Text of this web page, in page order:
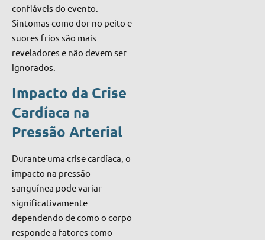
confiáveis do evento.
Sintomas como dor no peito e
suores frios são mais
reveladores e não devem ser
ignorados.
Impacto da Crise
Cardíaca na
Pressão Arterial
Durante uma crise cardíaca, o
impacto na pressão
sanguínea pode variar
significativamente
dependendo de como o corpo
responde a fatores como